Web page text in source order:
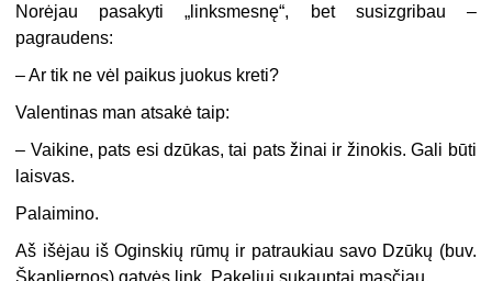
Norėjau pasakyti „linksmesnę“, bet susizgribau –
pagraudens:
– Ar tik ne vėl paikus juokus kreti?
Valentinas man atsakė taip:
– Vaikine, pats esi dzūkas, tai pats žinai ir žinokis. Gali būti
laisvas.
Palaimino.
Aš išėjau iš Oginskių rūmų ir patraukiau savo Dzūkų (buv.
Škapliernos) gatvės link. Pakeliui sukauptai mąsčiau.